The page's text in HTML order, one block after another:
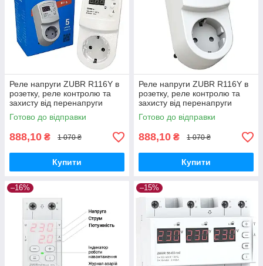
Реле напруги ZUBR R116Y в
розетку, реле контролю та
захисту від перенапруги
бар'єр розетковий 3500w
Готово до відправки
888,10 ₴ 1 070 ₴
Купити
Реле напруги ZUBR R116Y в
розетку, реле контролю та
захисту від перенапруги
бар'єр розетковий 3500w
Готово до відправки
888,10 ₴ 1 070 ₴
Купити
–16% –15%